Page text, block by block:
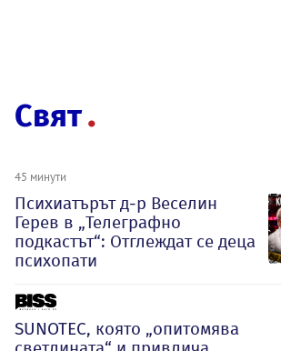
Свят
45 минути
Психиатърът д-р Веселин
Герев в „Телеграфно
подкастът“: Отглеждат се деца
психопати
SUNOTEC, която „опитомява